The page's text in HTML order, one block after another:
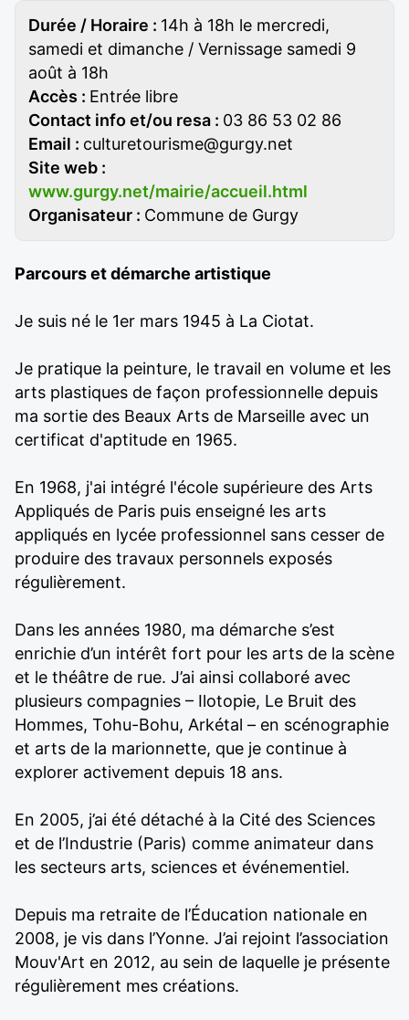
Durée / Horaire : 14h à 18h le mercredi,
samedi et dimanche / Vernissage samedi 9
août à 18h
Accès : Entrée libre
Contact info et/ou resa : 03 86 53 02 86
Email : culturetourisme@gurgy.net
Site web :
www.gurgy.net/mairie/accueil.html
Organisateur : Commune de Gurgy
Parcours et démarche artistique
Je suis né le 1er mars 1945 à La Ciotat.
Je pratique la peinture, le travail en volume et les
arts plastiques de façon professionnelle depuis
ma sortie des Beaux Arts de Marseille avec un
certificat d'aptitude en 1965.
En 1968, j'ai intégré l'école supérieure des Arts
Appliqués de Paris puis enseigné les arts
appliqués en lycée professionnel sans cesser de
produire des travaux personnels exposés
régulièrement.
Dans les années 1980, ma démarche s’est
enrichie d’un intérêt fort pour les arts de la scène
et le théâtre de rue. J’ai ainsi collaboré avec
plusieurs compagnies – Ilotopie, Le Bruit des
Hommes, Tohu-Bohu, Arkétal – en scénographie
et arts de la marionnette, que je continue à
explorer activement depuis 18 ans.
En 2005, j’ai été détaché à la Cité des Sciences
et de l’Industrie (Paris) comme animateur dans
les secteurs arts, sciences et événementiel.
Depuis ma retraite de l’Éducation nationale en
2008, je vis dans l’Yonne. J’ai rejoint l’association
Mouv'Art en 2012, au sein de laquelle je présente
régulièrement mes créations.